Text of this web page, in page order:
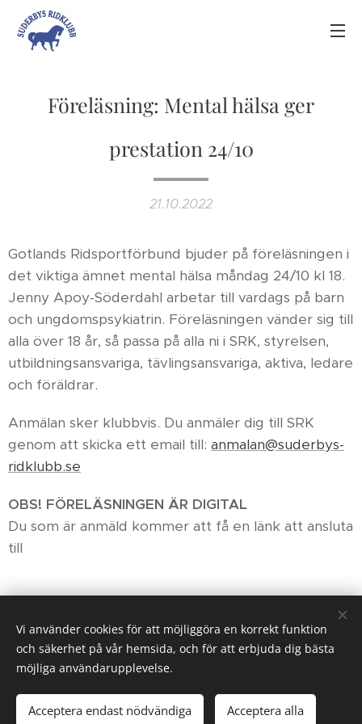
Föreläsning: Mental hälsa ger
prestation 24/10
21.10.2022
Gotlands Ridsportförbund bjuder på föreläsningen i
det viktiga ämnet mental hälsa måndag 24/10 kl 18.
Jenny Apoy-Söderdahl arbetar till vardags på barn
och ungdomspsykiatrin. Föreläsningen vänder sig till
alla över 18 år, så passa på alla ni i SRK, styrelsen,
utbildningsansvariga, tävlingsansvariga, aktiva, ledare
och föräldrar.
Anmälan sker klubbvis. Du anmäler dig till SRK
genom att skicka ett email till: anmalan@suderbys-
ridklubb.se
OBS! FÖRELÄSNINGEN ÄR DIGITAL
Du som är anmäld kommer att få en länk att ansluta
till
© 2024. Suderbys Ridklubb
Skapad medWebnode Cookies
Vi använder cookies för att möjliggöra en korrekt funktion
och säkerhet på vår hemsida, och för att erbjuda dig bästa
möjliga användarupplevelse.
Acceptera endast nödvändiga Acceptera alla